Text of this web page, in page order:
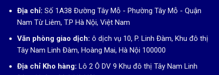
Địa chỉ: Số 1A38 Đường Tây Mỗ - Phường Tây Mỗ - Quận
Nam Từ Liêm, T.P Hà Nội, Việt Nam
Văn phòng giao dịch: ô dịch vụ 10, P. Linh Đàm, Khu đô thị
Tây Nam Linh Đàm, Hoàng Mai, Hà Nội 100000
Địa chỉ Kho hàng: Lô 2 Ô DV 9 Khu đô thị Tây Nam Linh